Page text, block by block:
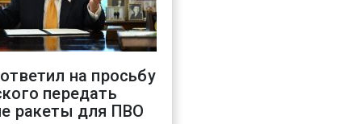
на просьбу
передать
ракеты для ПВО